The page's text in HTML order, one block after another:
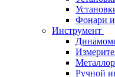
Фонари и
Инструмент
Ручной